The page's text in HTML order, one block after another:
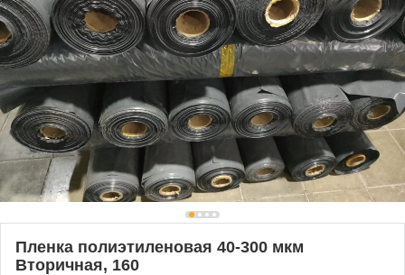
Пленка полиэтиленовая 40-300 мкм
Вторичная, 160